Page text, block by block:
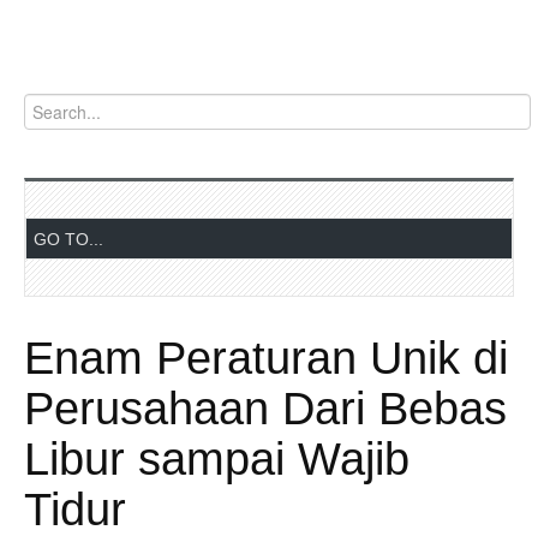
Enam Peraturan Unik di
Perusahaan Dari Bebas
Libur sampai Wajib
Tidur